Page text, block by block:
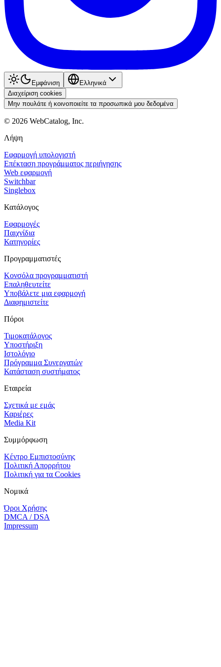
Εμφάνιση
Ελληνικά
Διαχείριση cookies
Μην πουλάτε ή κοινοποιείτε τα προσωπικά μου δεδομένα
© 2026 WebCatalog, Inc.
Λήψη
Εφαρμογή υπολογιστή
Επέκταση προγράμματος περιήγησης
Web εφαρμογή
Switchbar
Singlebox
Κατάλογος
Εφαρμογές
Παιχνίδια
Κατηγορίες
Προγραμματιστές
Κονσόλα προγραμματιστή
Επαληθευτείτε
Υποβάλετε μια εφαρμογή
Διαφημιστείτε
Πόροι
Τιμοκατάλογος
Υποστήριξη
Ιστολόγιο
Πρόγραμμα Συνεργατών
Κατάσταση συστήματος
Εταιρεία
Σχετικά με εμάς
Καριέρες
Media Kit
Συμμόρφωση
Κέντρο Εμπιστοσύνης
Πολιτική Απορρήτου
Πολιτική για τα Cookies
Νομικά
Όροι Χρήσης
DMCA / DSA
Impressum